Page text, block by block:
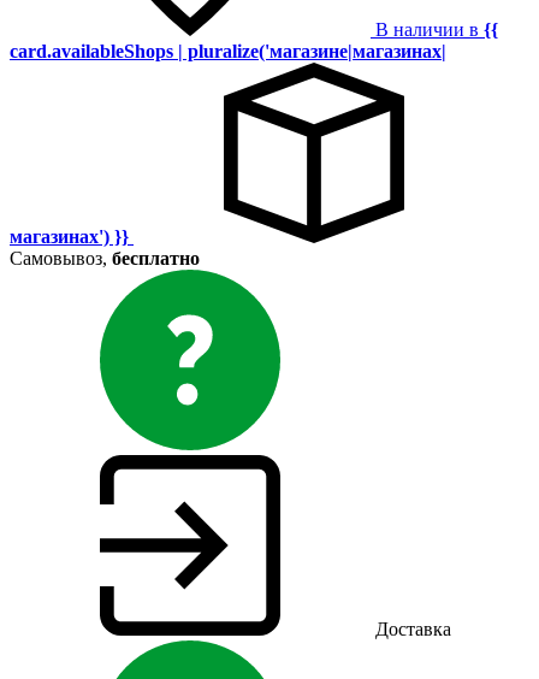
В наличии в {{
card.availableShops | pluralize('магазине|магазинах|
магазинах') }}
Самовывоз, бесплатно
Доставка